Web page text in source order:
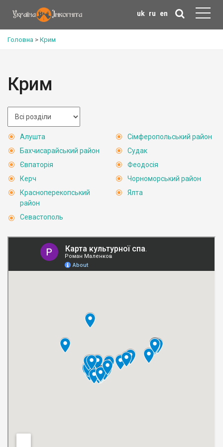
uk ru en
Головна > Крим
Крим
Алушта
Бахчисарайський район
Євпаторія
Керч
Красноперекопський
район
Севастополь
Сімферопольський район
Судак
Феодосія
Чорноморський район
Ялта